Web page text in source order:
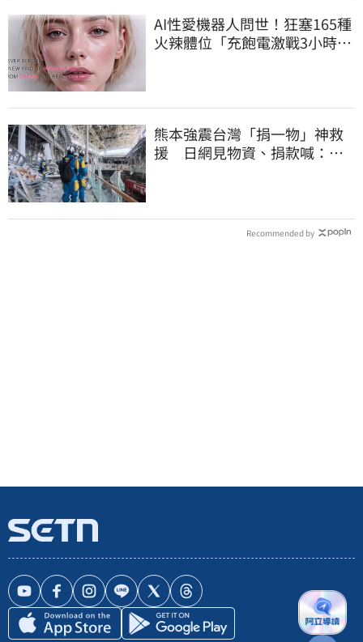
AI性愛機器人問世！狂塞165種
火辣體位「充飽電激戰3小時」
熊本強震台灣「捐一物」神救
援 日網見物資、捐款喊：給
Recommended by